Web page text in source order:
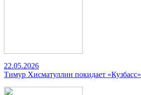
22.05.2026
Тимур Хисматуллин покидает «Кузбасс»